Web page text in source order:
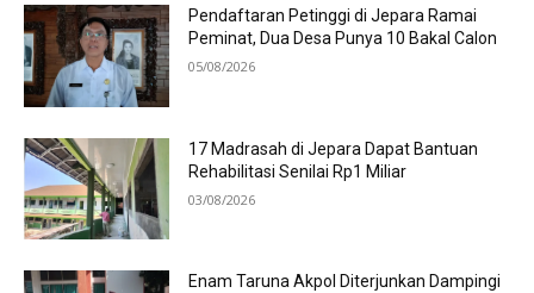
Pendaftaran Petinggi di Jepara Ramai
Peminat, Dua Desa Punya 10 Bakal Calon
05/08/2026
17 Madrasah di Jepara Dapat Bantuan
Rehabilitasi Senilai Rp1 Miliar
03/08/2026
Enam Taruna Akpol Diterjunkan Dampingi